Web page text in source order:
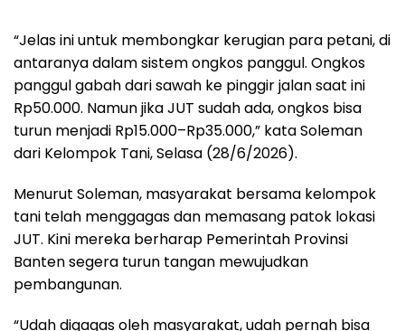
“Jelas ini untuk membongkar kerugian para petani, di
antaranya dalam sistem ongkos panggul. Ongkos
panggul gabah dari sawah ke pinggir jalan saat ini
Rp50.000. Namun jika JUT sudah ada, ongkos bisa
turun menjadi Rp15.000–Rp35.000,” kata Soleman
dari Kelompok Tani, Selasa (28/6/2026).
Menurut Soleman, masyarakat bersama kelompok
tani telah menggagas dan memasang patok lokasi
JUT. Kini mereka berharap Pemerintah Provinsi
Banten segera turun tangan mewujudkan
pembangunan.
“Udah digagas oleh masyarakat, udah pernah bisa